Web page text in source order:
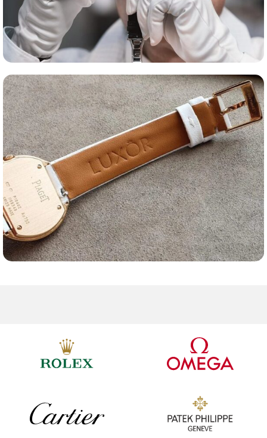
Оценка часов